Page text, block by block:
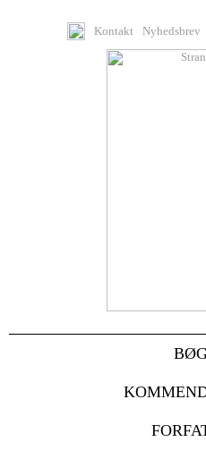
Kontakt Nyhedsbrev